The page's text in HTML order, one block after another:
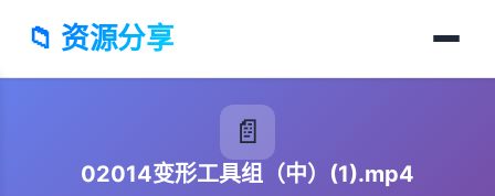
📁 资源分享
📄
02014变形工具组（中）(1).mp4